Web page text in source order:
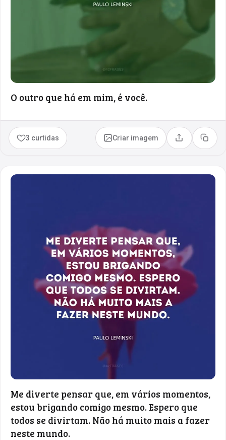
O outro que há em mim, é você.
3 curtidas Criar imagem Compartilhar
Copiar
Me diverte pensar que, em vários momentos,
estou brigando comigo mesmo. Espero que
todos se divirtam. Não há muito mais a fazer
neste mundo.